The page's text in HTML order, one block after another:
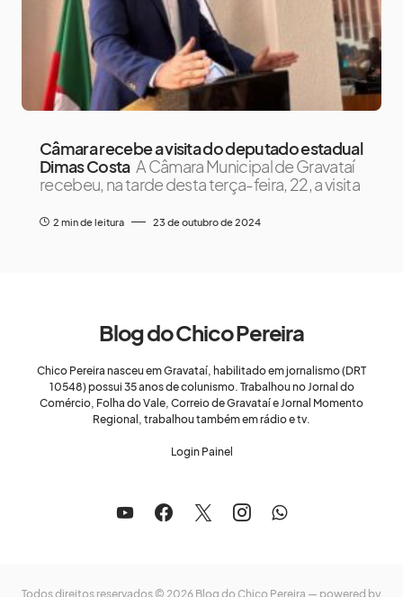
Câmara recebe a visita do deputado estadual
Dimas Costa A Câmara Municipal de Gravataí
recebeu, na tarde desta terça-feira, 22, a visita
2 min de leitura 23 de outubro de 2024
Blog do Chico Pereira
Chico Pereira nasceu em Gravataí, habilitado em jornalismo (DRT
10548) possui 35 anos de colunismo. Trabalhou no Jornal do
Comércio, Folha do Vale, Correio de Gravataí e Jornal Momento
Regional, trabalhou também em rádio e tv.
Login Painel
Todos direitos reservados © 2026 Blog do Chico Pereira — powered by